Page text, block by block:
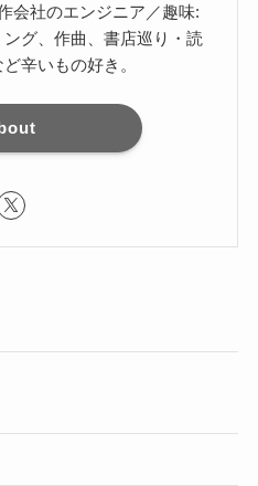
会社のエンジニア／趣味:
グ、作曲、書店巡り・読
辛いもの好き。